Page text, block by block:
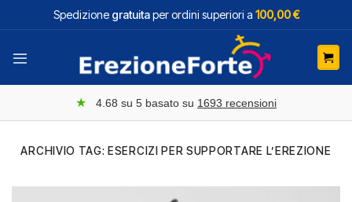
Spedizione gratuitaper ordini superiori a 100,00 €
★ 4.68 su 5 basato su 1693 recensioni
ARCHIVIO TAG: ESERCIZI PER SUPPORTARE L’EREZIONE